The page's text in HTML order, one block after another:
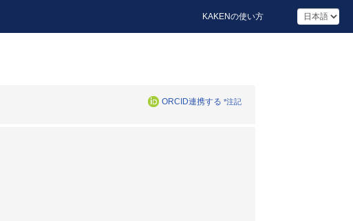
KAKENの使い方
ORCID連携する *注記